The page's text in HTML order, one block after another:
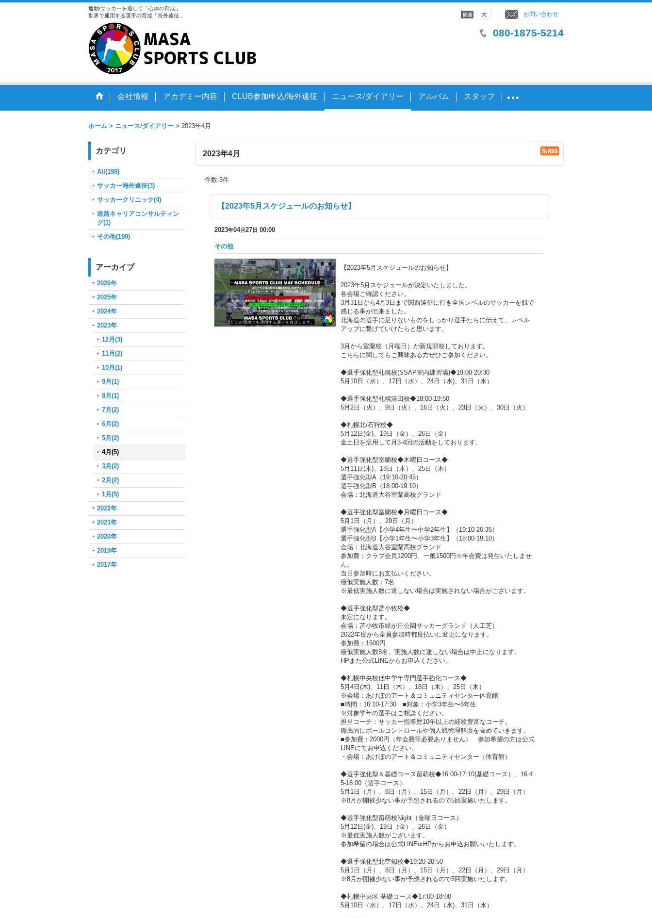
運動/サッカーを通して「心体の育成」
世界で通用する選手の育成「海外遠征」
お問い合わせ
080-1875-5214
会社情報 アカデミー内容 CLUB参加申込/海外遠征 ニュース/ダイアリー アルバム スタッフ
ホーム > ニュース/ダイアリー > 2023年4月
カテゴリ
All(198)
サッカー海外遠征(3)
サッカークリニック(4)
進路キャリアコンサルティン
グ(1)
その他(190)
アーカイブ
2026年
2025年
2024年
2023年
12月(3)
11月(2)
10月(1)
9月(1)
8月(1)
7月(2)
6月(2)
5月(2)
4月(5)
3月(2)
2月(2)
1月(5)
2022年
2021年
2020年
2019年
2017年
2023年4月
件数:5件
【2023年5月スケジュールのお知らせ】
2023年04月27日 00:00
その他
【2023年5月スケジュールのお知らせ】
2023年5月スケジュールが決定いたしました。
各会場ご確認ください。
3月31日から4月3日まで関西遠征に行き全国レベルのサッカーを肌で
感じる事が出来ました。
北海道の選手に足りないものをしっかり選手たちに伝えて、レベル
アップに繋げていけたらと思います。
3月から室蘭校（月曜日）が新規開校しております。
こちらに関してもご興味ある方ぜひご参加ください。
◆選手強化型札幌校(SSAP室内練習場)◆19:00-20:30
5月10日（水）、17日（水）、24日（水)、31日（水）
◆選手強化型札幌清田校◆18:00-19:50
5月2日（火）、9日（火）、16日（火）、23日（火）、30日（火）
◆札幌北/石狩校◆
5月12日(金)、19日（金）、26日（金）
金土日を活用して月3-4回の活動をしております。
◆選手強化型室蘭校◆木曜日コース◆
5月11日(木)、18日（木）、25日（木）
選手強化型A（19:10-20:45）
選手強化型B（18:00-19:10）
会場：北海道大谷室蘭高校グランド
◆選手強化型室蘭校◆月曜日コース◆
5月1日（月）、29日（月）
選手強化型A【小学4年生〜中学2年生】（19:10-20:35）
選手強化型B【小学1年生〜小学3年生】（18:00-19:10）
会場：北海道大谷室蘭高校グランド
参加費：クラブ会員1200円、一般1500円※年会費は発生いたしませ
ん。
当日参加時にお支払いください。
最低実施人数：7名
※最低実施人数に達しない場合は実施されない場合がございます。
◆選手強化型苫小牧校◆
未定になります。
会場：苫小牧市緑が丘公園サッカーグランド（人工芝）
2022年度から全員参加時都度払いに変更になります。
参加費：1500円
最低実施人数8名。実施人数に達しない場合は中止になります。
HPまた公式LINEからお申込ください。
◆札幌中央校低中学年専門選手強化コース◆
5月4日(木)、11日（木）、18日（木）、25日（木）
※会場：あけぼのアート＆コミュニティセンター体育館
■時間：16:10-17:30 ■対象：小学3年生〜6年生
※対象学年の選手はご相談ください。
担当コーチ：サッカー指導歴10年以上の経験豊富なコーチ。
徹底的にボールコントロールや個人戦術理解度を高めていきます。
■参加費：2000円（年会費等必要ありません） 参加希望の方は公式
LINEにてお申込ください。
・会場：あけぼのアート＆コミュニティセンター（体育館）
◆選手強化型＆基礎コース留萌校◆16:00-17:10(基礎コース）、16:4
5-18:00（選手コース）
5月1日（月）、8日（月）、15日（月）、22日（月）、29日（月）
※8月が開催少ない事が予想されるので5回実施いたします。
◆選手強化型留萌校Night（金曜日コース）
5月12日(金)、19日（金）、26日（金）
※最低実施人数がございます。
参加希望の場合は公式LINEorHPからお申込お願いいたします。
◆選手強化型北空知校◆19:20-20:50
5月1日（月）、8日（月）、15日（月）、22日（月）、29日（月）
※8月が開催少ない事が予想されるので5回実施いたします。
◆札幌中央区 基礎コース◆17:00-18:00
5月10日（水）、17日（水）、24日（水)、31日（水）